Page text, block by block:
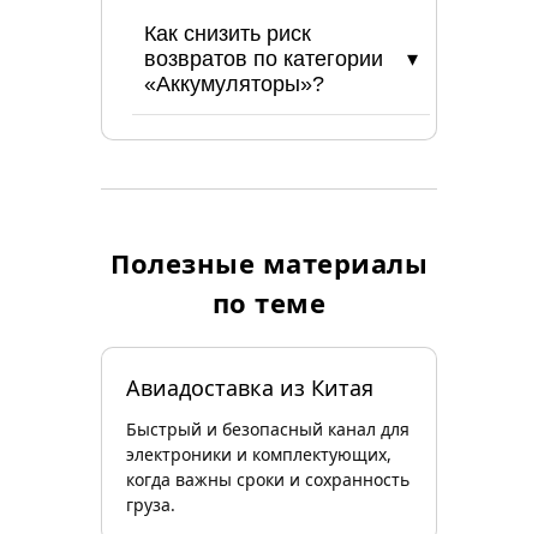
Как снизить риск
возвратов по категории
«Аккумуляторы»?
Полезные материалы
по теме
Авиадоставка из Китая
Быстрый и безопасный канал для
электроники и комплектующих,
когда важны сроки и сохранность
груза.